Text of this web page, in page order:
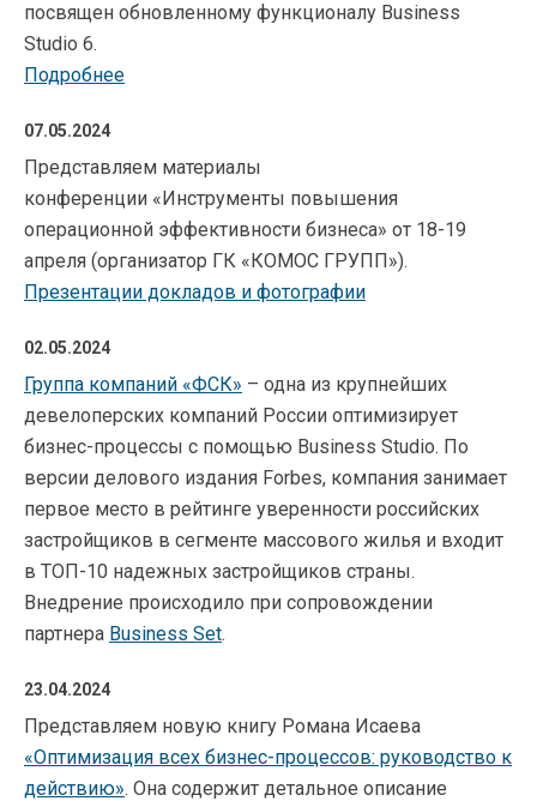
посвящен обновленному функционалу Business
Studio 6.
Подробнее
07.05.2024
Представляем материалы
конференции «Инструменты повышения
операционной эффективности бизнеса» от 18-19
апреля (организатор ГК «КОМОС ГРУПП»).
Презентации докладов и фотографии
02.05.2024
Группа компаний «ФСК» – одна из крупнейших
девелоперских компаний России оптимизирует
бизнес-процессы с помощью Business Studio. По
версии делового издания Forbes, компания занимает
первое место в рейтинге уверенности российских
застройщиков в сегменте массового жилья и входит
в ТОП-10 надежных застройщиков страны.
Внедрение происходило при сопровождении
партнера Business Set.
23.04.2024
Представляем новую книгу Романа Исаева
«Оптимизация всех бизнес-процессов: руководство к
действию». Она содержит детальное описание